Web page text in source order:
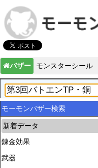
バザー モンスターシール
モーモンバザー検索
新着データ
錬金効果
武器